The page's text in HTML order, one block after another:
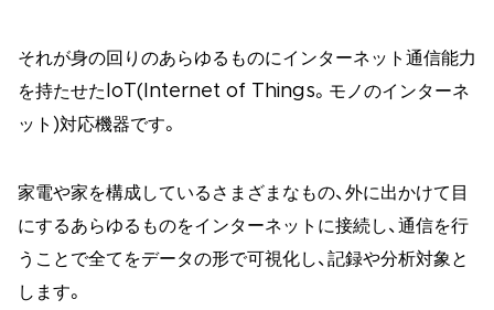
それが身の回りのあらゆるものにインターネット通信能力
を持たせたIoT(Internet of Things。モノのインターネ
ット)対応機器です。
家電や家を構成しているさまざまなもの、外に出かけて目
にするあらゆるものをインターネットに接続し、通信を行
うことで全てをデータの形で可視化し、記録や分析対象と
します。